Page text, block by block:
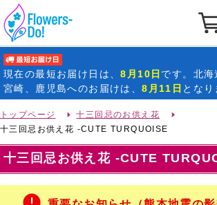
現在の最短お届け日 は、8月10日 です。北海
宮崎、鹿児島へのお届けは、8月11日 となり
トップページ
十三回忌のお供え花
十三回忌お供え花 -CUTE TURQUOISE
十三回忌お供え花 -CUTE